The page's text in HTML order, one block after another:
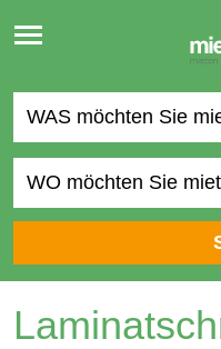
Toggle
navigation